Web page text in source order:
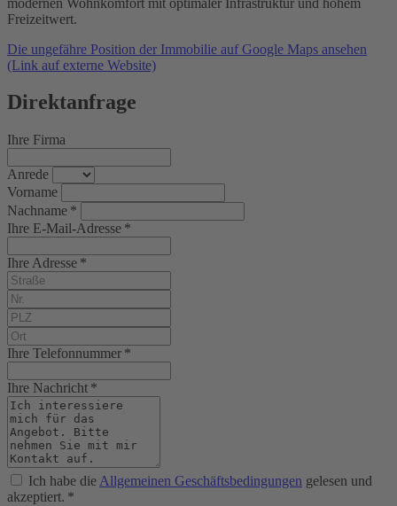
Freizeitwert.
Die ungefähre Position der Immobilie auf Google Maps ansehen
(Link auf externe Website)
Direktanfrage
Ihre Firma
Anrede
Vorname
Nachname *
Ihre E-Mail-Adresse *
Ihre Adresse *
Ihre Telefonnummer *
Ihre Nachricht *
Ich habe die Allgemeinen Geschäftsbedingungen gelesen und
akzeptiert. *